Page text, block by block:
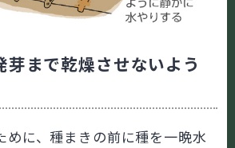
芽まで乾燥させないよう
めに、種まきの前に種を一晩水